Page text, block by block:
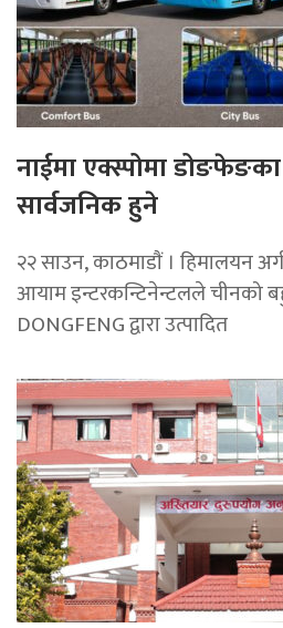
नाईमा एक्स्पोमा
सार्वजनिक हुने
२२ साउन, काठमाडाैं । हिमालयन
आयाम इन्टरकन्टिनेन्टलले चीनको
DONGFENG द्वारा उत्पादित